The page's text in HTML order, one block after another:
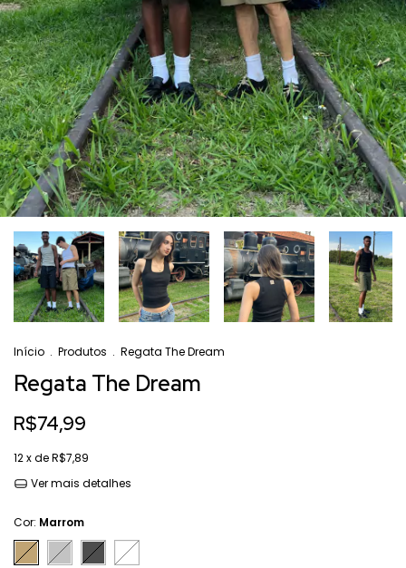
Início . Produtos . Regata The Dream
Regata The Dream
R$74,99
12x deR$7,89
Ver mais detalhes
Cor: Marrom